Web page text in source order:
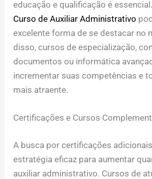
educação e qualificação é
Curso de Auxiliar Administrativo
excelente forma de se destacar no
disso, cursos de especialização,
documentos ou informática
incrementar suas competências e
mais atraente.
Certificações e Cursos
A busca por certificações
estratégia eficaz para aumentar
auxiliar administrativo. Cursos de